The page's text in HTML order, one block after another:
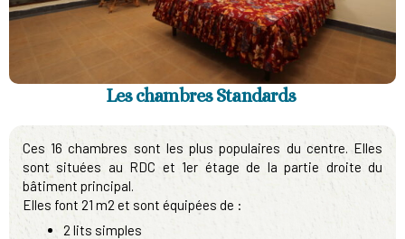
Les chambres Standards
Ces 16 chambres sont les plus populaires du centre. Elles
sont situées au RDC et 1er étage de la partie droite du
bâtiment principal.
Elles font 21 m2 et sont équipées de :
2 lits simples